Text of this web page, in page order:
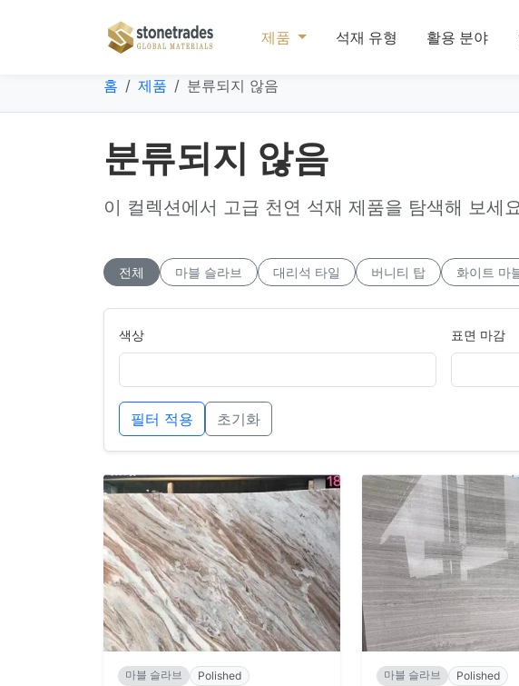
제품 석재 유형 활용 분야
홈 제품 분류되지 않음
분류되지 않음
이 컬렉션에서 고급 천연 석재 제품을 탐색해 보세
전체 마블 슬라브 대리석 타일 버니티 탑 화이트 마
색상 표면 마감
필터 적용 초기화
마블 슬라브 Polished 마블 슬라브 Polished